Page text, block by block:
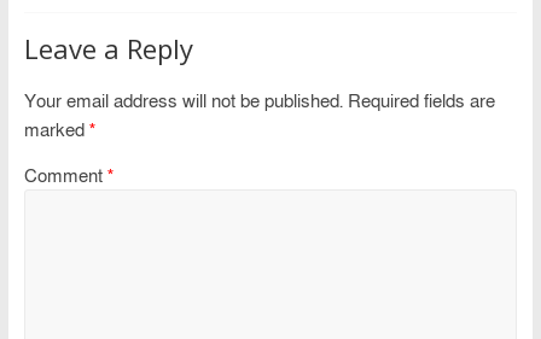
Leave a Reply
Your email address will not be published. Required fields are
marked *
Comment *